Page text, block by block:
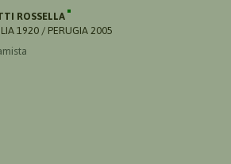
ROSSELLA
1920 / PERUGIA 2005